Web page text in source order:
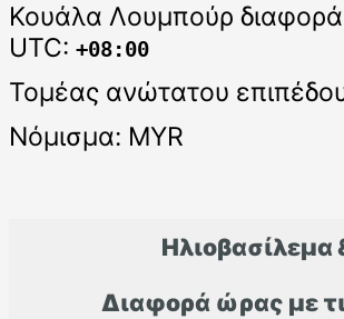
Κουάλα Λουμπούρ
UTC: +08:00
Τομέας ανώτατου
Νόμισμα: MYR
Ηλιοβασίλεμα
Διαφορά ώρας με